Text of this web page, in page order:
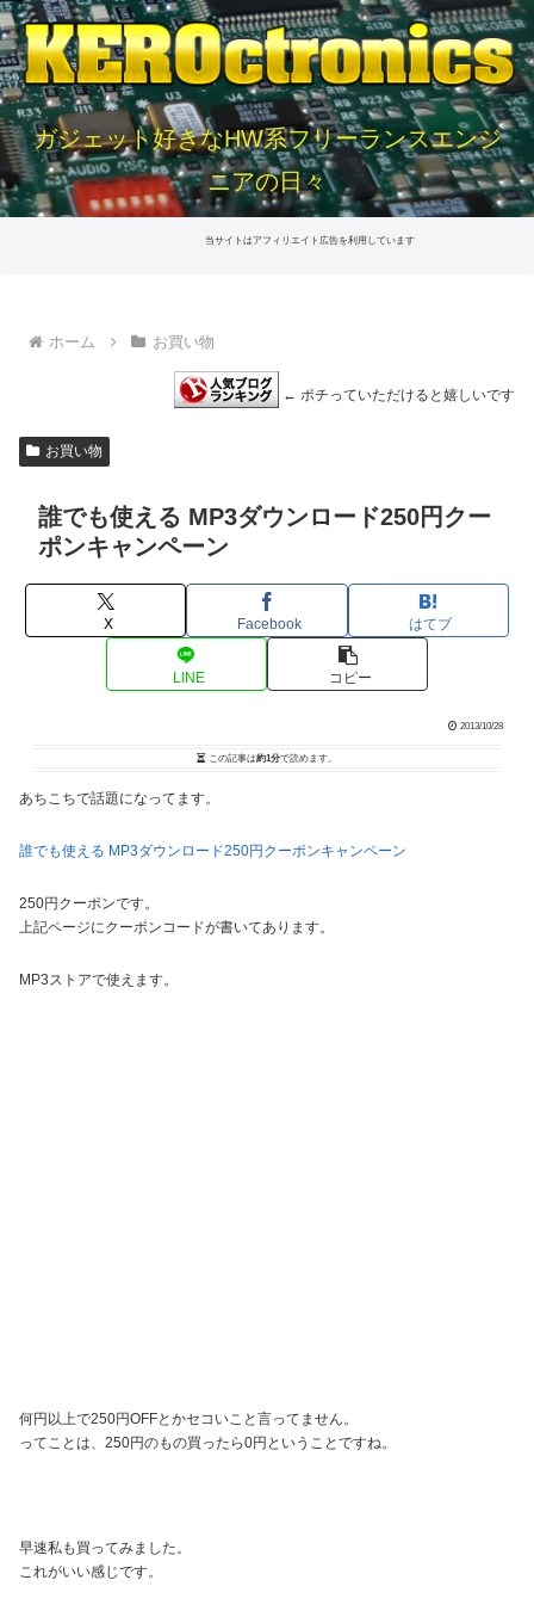
ガジェット好きなHW系フリーランスエンジ
ニアの日々
当サイトはアフィリエイト広告を利用しています
ホーム お買い物
← ポチっていただけると嬉しいです
お買い物
誰でも使える MP3ダウンロード250円クー
ポンキャンペーン
X Facebook はてブ
LINE コピー
2013/10/28
この記事は約1分で読めます。
あちこちで話題になってます。
誰でも使える MP3ダウンロード250円クーポンキャンペーン
250円クーポンです。
上記ページにクーポンコードが書いてあります。
MP3ストアで使えます。
何円以上で250円OFFとかセコいこと言ってません。
ってことは、250円のもの買ったら0円ということですね。
早速私も買ってみました。
これがいい感じです。